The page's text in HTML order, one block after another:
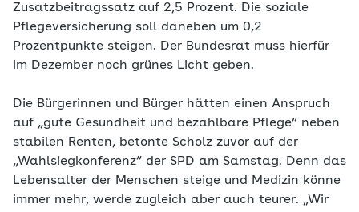
Zusatzbeitragssatz auf 2,5 Prozent. Die soziale
Pflegeversicherung soll daneben um 0,2
Prozentpunkte steigen. Der Bundesrat muss hierfür
im Dezember noch grünes Licht geben.
Die Bürgerinnen und Bürger hätten einen Anspruch
auf „gute Gesundheit und bezahlbare Pflege“ neben
stabilen Renten, betonte Scholz zuvor auf der
„Wahlsiegkonferenz“ der SPD am Samstag. Denn das
Lebensalter der Menschen steige und Medizin könne
immer mehr, werde zugleich aber auch teurer. „Wir